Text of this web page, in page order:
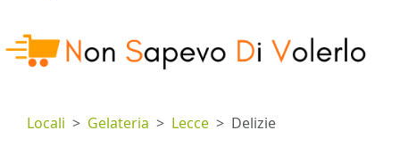
Locali Gelateria Lecce
Delizie